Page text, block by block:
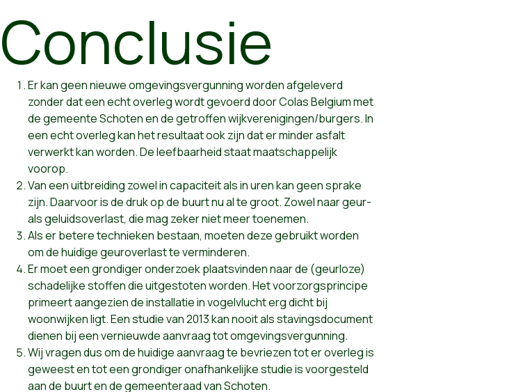
Conclusie
Er kan geen nieuwe omgevingsvergunning worden afgeleverd
zonder dat een echt overleg wordt gevoerd door Colas Belgium met
de gemeente Schoten en de getroffen wijkverenigingen/burgers. In
een echt overleg kan het resultaat ook zijn dat er minder asfalt
verwerkt kan worden. De leefbaarheid staat maatschappelijk
voorop.
Van een uitbreiding zowel in capaciteit als in uren kan geen sprake
zijn. Daarvoor is de druk op de buurt nu al te groot. Zowel naar geur-
als geluidsoverlast, die mag zeker niet meer toenemen.
Als er betere technieken bestaan, moeten deze gebruikt worden
om de huidige geuroverlast te verminderen.
Er moet een grondiger onderzoek plaatsvinden naar de (geurloze)
schadelijke stoffen die uitgestoten worden. Het voorzorgsprincipe
primeert aangezien de installatie in vogelvlucht erg dicht bij
woonwijken ligt. Een studie van 2013 kan nooit als stavingsdocument
dienen bij een vernieuwde aanvraag tot omgevingsvergunning.
Wij vragen dus om de huidige aanvraag te bevriezen tot er overleg is
geweest en tot een grondiger onafhankelijke studie is voorgesteld
aan de buurt en de gemeenteraad van Schoten.